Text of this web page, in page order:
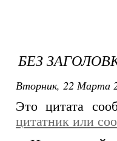
БЕЗ
Вторник, 22 Марта
Это цитата
цитатник или